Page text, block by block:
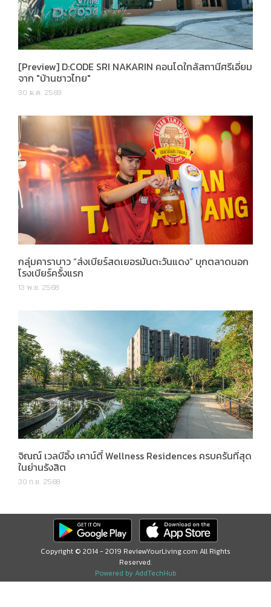
[Preview] D:CODE SRI NAKARIN คอนโดใกล้สถานีศรีเอี่ยม
จาก "บ้านชาวไทย"
30 ม.ค. 2569
กลุ่มคาราบาว “ส่งเบียร์สดเยอรมันตะวันแดง” บุกตลาดนอก
โรงเบียร์ครั้งแรก
13 พ.ย. 2568
จิณณ์ เวลบีอิ้ง เคาน์ตี้ Wellness Residences ครบครันที่สุด
ในย่านรังสิต
30 ก.ย. 2568
Copyright © 2014 - 2019 ReviewYourLiving.com All Rights
Reserved.
Powered by AddTechHub